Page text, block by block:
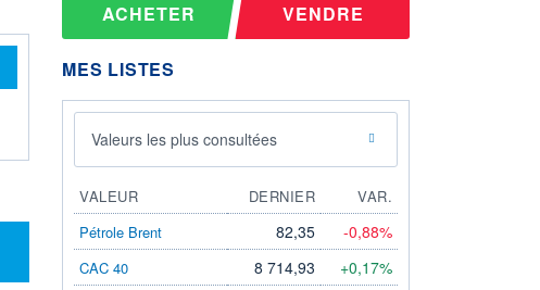
ACHETER VENDRE
MES LISTES
Valeurs les plus consultées
VALEUR DERNIER
VAR.
Pétrole Brent
82,35 -0,88%
CAC 40 8 714,93 +0,17%